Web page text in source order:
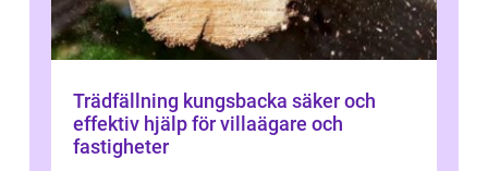
Trädfällning kungsbacka säker och
effektiv hjälp för villaägare och
fastigheter